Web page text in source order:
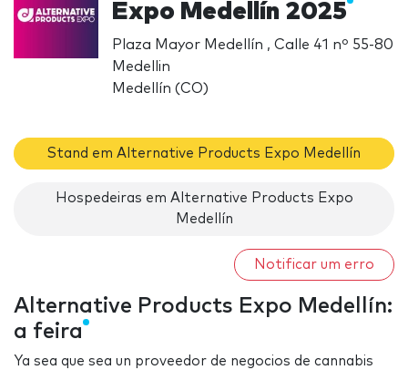
Expo Medellín 2025
Plaza Mayor Medellín , Calle 41 nº 55-80
Medellin
Medellín (CO)
Stand em Alternative Products Expo Medellín
Hospedeiras em Alternative Products Expo
Medellín
Notificar um erro
Alternative Products Expo Medellín:
a feira
Ya sea que sea un proveedor de negocios de cannabis